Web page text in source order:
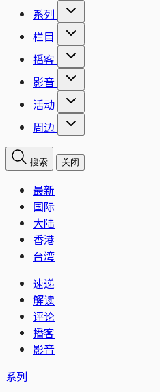
系列
栏目
播客
影音
活动
周边
搜索 关闭
最新
国际
大陆
香港
台湾
速递
解读
评论
播客
影音
系列